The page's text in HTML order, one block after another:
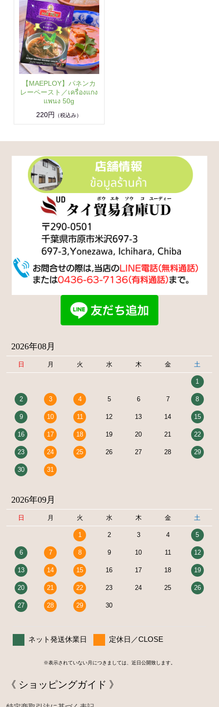
【MAEPLOY】パネンカ
レーペースト／เครื่องแกง
แพนง 50g
220円
（税込み）
2026年08月
日 月 火 水 木 金 土
1
2 3 4 5 6 7 8
9 10 11 12 13 14 15
16 17 18 19 20 21 22
23 24 25 26 27 28 29
30 31
2026年09月
日 月 火 水 木 金 土
1 2 3 4 5
6 7 8 9 10 11 12
13 14 15 16 17 18 19
20 21 22 23 24 25 26
27 28 29 30
ネット発送休業日 定休日／CLOSE
※表示されていない月につきましては、近日公開致します。
《 ショッピングガイド 》